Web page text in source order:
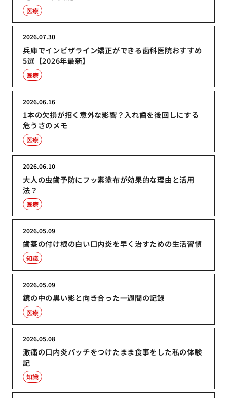
医療
兵庫でインビザライン矯正ができる歯科医院おすすめ
5選【2026年最新】
2026.07.30
医療
1本の欠損が招く意外な影響？入れ歯を後回しにする
危うさのメモ
2026.06.16
医療
大人の虫歯予防にフッ素塗布が効果的な理由と活用
法？
2026.06.10
医療
歯茎の付け根の白い口内炎を早く治すための生活習慣
2026.05.09
知識
鏡の中の黒い影と向き合った一週間の記録
2026.05.09
医療
激痛の口内炎パッチをつけたまま食事をした私の体験
記
2026.05.08
知識